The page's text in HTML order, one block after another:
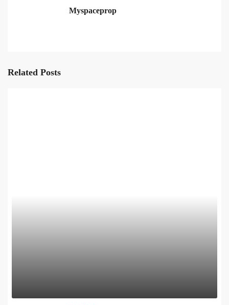
Myspaceprop
Related Posts